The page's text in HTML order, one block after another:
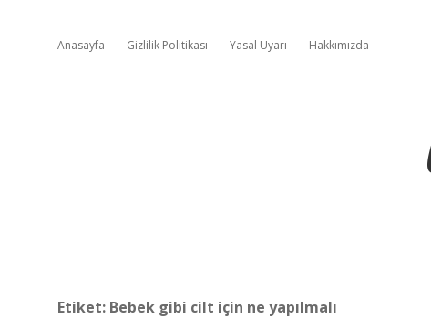
Anasayfa Gizlilik Politikası Yasal Uyarı Hakkımızda
Etiket: Bebek gibi cilt için ne yapılmalı